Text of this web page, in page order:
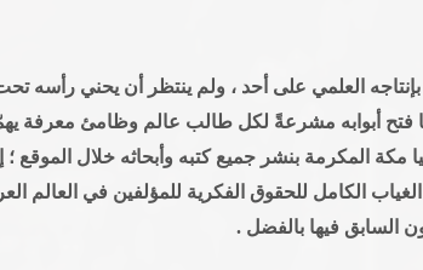
العلمي على أحد ، ولم ينتظر أن يحني رأسه
فتح أبوابه مشرعةً لكل طالب عالم وظامئ معرفة
مكة المكرمة بنشر جميع كتبه وأبحاثه خلال الموقع ؛
الكامل للحقوق الفكرية للمؤلفين في العالم
السابق فيها بالفضل .